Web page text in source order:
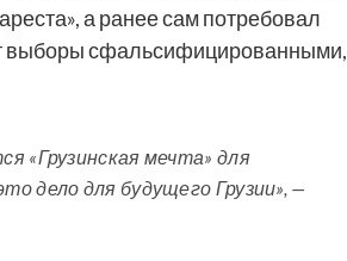
а ранее сам потребовал
выборы сфальсифицированными,
«Грузинская мечта» для
дело для будущего Грузии», —